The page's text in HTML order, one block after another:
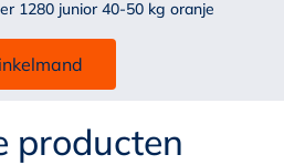
1280 junior 40-50 kg oranje
producten